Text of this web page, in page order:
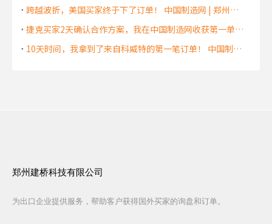
跨越波折，美国买家终于下了订单！ 中国制造网 | 郑州建桥
捷克买家2天确认合作方案，我在中国制造网收获第一单！ 中国制造网 | 郑州建桥
10天时间，我拿到了来自科威特的第一笔订单！ 中国制造网 | 郑州建桥
郑州建桥科技有限公司
为出口企业提供服务，帮助客户获得国外买家的询盘和订单。